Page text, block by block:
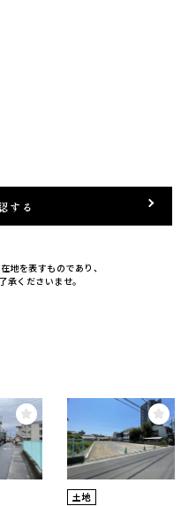
する
地を表すものであり、
くださいませ。
土地